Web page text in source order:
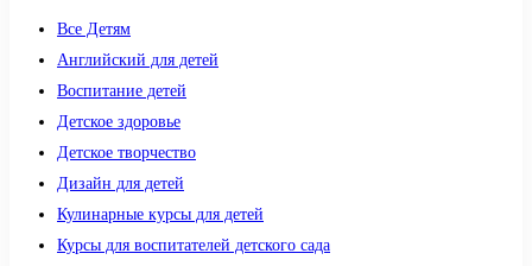
Все Детям
Английский для детей
Воспитание детей
Детское здоровье
Детское творчество
Дизайн для детей
Кулинарные курсы для детей
Курсы для воспитателей детского сада